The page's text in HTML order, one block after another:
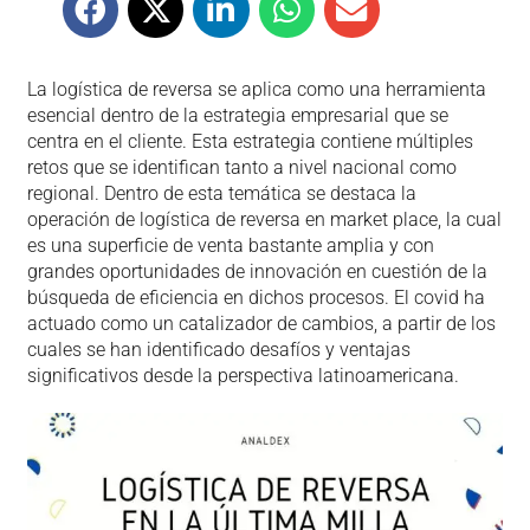
La logística de reversa se aplica como una herramienta
esencial dentro de la estrategia empresarial que se
centra en el cliente. Esta estrategia contiene múltiples
retos que se identifican tanto a nivel nacional como
regional. Dentro de esta temática se destaca la
operación de logística de reversa en market place, la cual
es una superficie de venta bastante amplia y con
grandes oportunidades de innovación en cuestión de la
búsqueda de eficiencia en dichos procesos. El covid ha
actuado como un catalizador de cambios, a partir de los
cuales se han identificado desafíos y ventajas
significativos desde la perspectiva latinoamericana.